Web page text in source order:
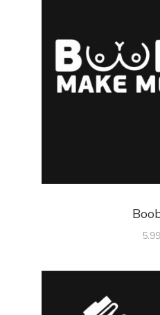
5.99